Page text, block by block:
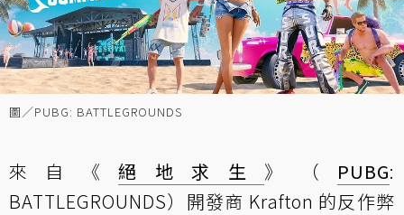
圖／PUBG: BATTLEGROUNDS
來自《絕地求生 》（ PUBG:
BATTLEGROUNDS）開發商 Krafton 的反作弊